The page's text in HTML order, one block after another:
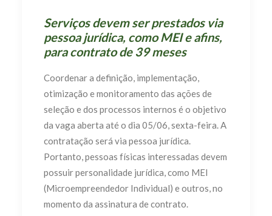
Serviços devem ser prestados via
pessoa jurídica, como MEI e afins,
para contrato de 39 meses
Coordenar a definição, implementação,
otimização e monitoramento das ações de
seleção e dos processos internos é o objetivo
da vaga aberta até o dia 05/06, sexta-feira. A
contratação será via pessoa jurídica.
Portanto, pessoas físicas interessadas devem
possuir personalidade jurídica, como MEI
(Microempreendedor Individual) e outros, no
momento da assinatura de contrato.